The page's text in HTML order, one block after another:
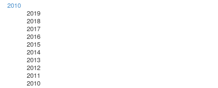
2010
2019
2018
2017
2016
2015
2014
2013
2012
2011
2010